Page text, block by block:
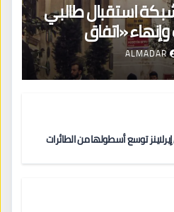
استقبال طالبي
«اتفاق
ALMADAR
توسع أسطولها من الطائرات